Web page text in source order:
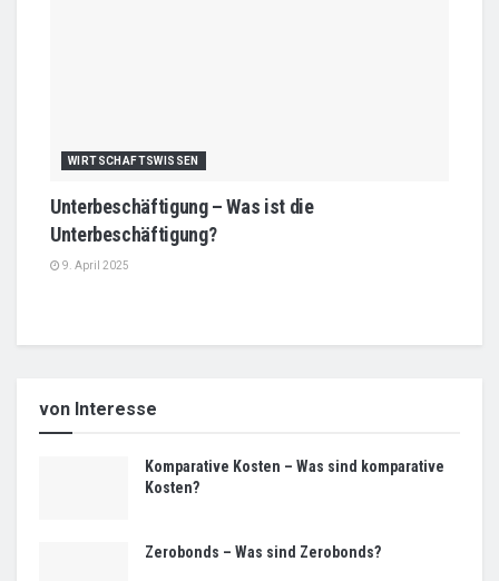
WIRTSCHAFTSWISSEN
Unterbeschäftigung – Was ist die
Unterbeschäftigung?
9. April 2025
von Interesse
Komparative Kosten – Was sind komparative
Kosten?
Zerobonds – Was sind Zerobonds?